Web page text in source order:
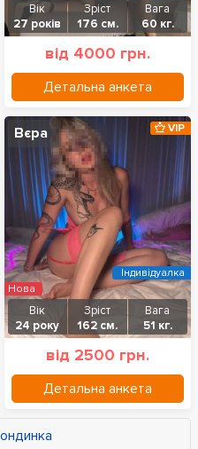
Вік
27 років
Зріст
176 см.
Вага
60 кг.
від 4000 грн.
Детальна анкета
Вєра
Вік
24 року
Зріст
162 см.
Вага
51 кг.
від 2500 грн.
Детальна анкета
VIP
Нова
Індивідуалка